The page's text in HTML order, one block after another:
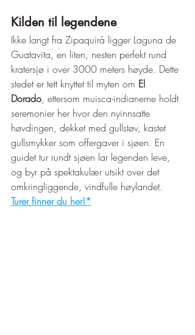
Kilden til legendene
Ikke langt fra Zipaquirá ligger Laguna de
Guatavita, en liten, nesten perfekt rund
kratersjø i over 3000 meters høyde. Dette
stedet er tett knyttet til myten om El
Dorado, ettersom muisca-indianerne holdt
seremonier her hvor den nyinnsatte
høvdingen, dekket med gullstøv, kastet
gullsmykker som offergaver i sjøen. En
guidet tur rundt sjøen lar legenden leve,
og byr på spektakulær utsikt over det
omkringliggende, vindfulle høylandet.
Turer finner du her!*